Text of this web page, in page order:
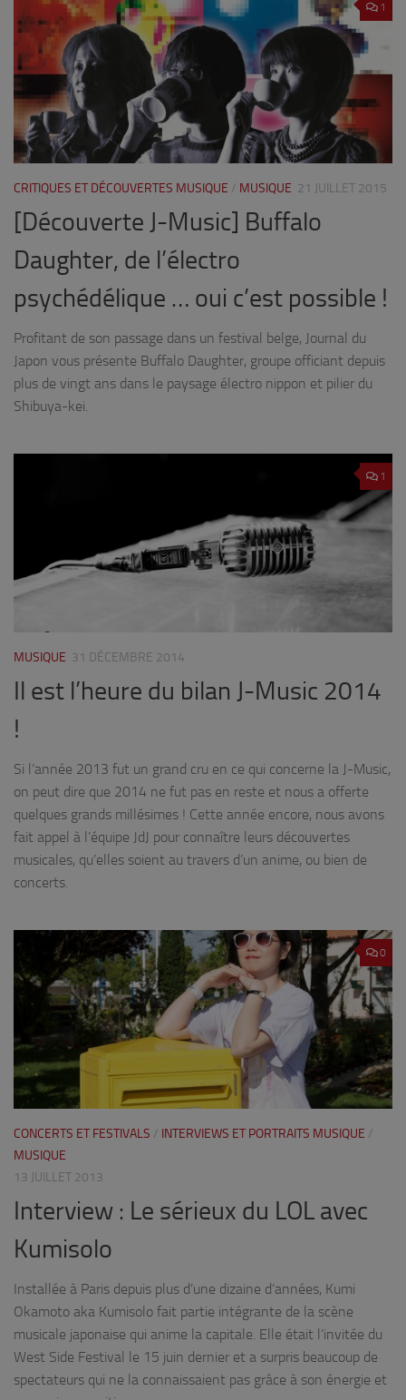
1
CRITIQUES ET DÉCOUVERTES MUSIQUE / MUSIQUE 21 JUILLET 2015
[Découverte J-Music] Buffalo
Daughter, de l’électro
psychédélique … oui c’est possible !
Profitant de son passage dans un festival belge, Journal du
Japon vous présente Buffalo Daughter, groupe officiant depuis
plus de vingt ans dans le paysage électro nippon et pilier du
Shibuya-kei.
1
MUSIQUE 31 DÉCEMBRE 2014
Il est l’heure du bilan J-Music 2014
!
Si l’année 2013 fut un grand cru en ce qui concerne la J-Music,
on peut dire que 2014 ne fut pas en reste et nous a offerte
quelques grands millésimes ! Cette année encore, nous avons
fait appel à l’équipe JdJ pour connaître leurs découvertes
musicales, qu’elles soient au travers d’un anime, ou bien de
concerts.
0
CONCERTS ET FESTIVALS / INTERVIEWS ET PORTRAITS MUSIQUE /
MUSIQUE
13 JUILLET 2013
Interview : Le sérieux du LOL avec
Kumisolo
Installée à Paris depuis plus d’une dizaine d’années, Kumi
Okamoto aka Kumisolo fait partie intégrante de la scène
musicale japonaise qui anime la capitale. Elle était l’invitée du
West Side Festival le 15 juin dernier et a surpris beaucoup de
spectateurs qui ne la connaissaient pas grâce à son énergie et